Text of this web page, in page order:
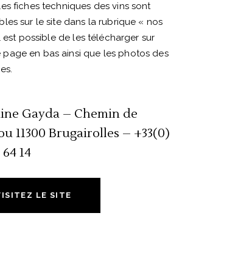
fiches techniques des vins sont
sur le site dans la rubrique « nos
est possible de les télécharger sur
page en bas ainsi que les photos des
Gayda – Chemin de
11300 Brugairolles – +33(0)
64 14
LE SITE